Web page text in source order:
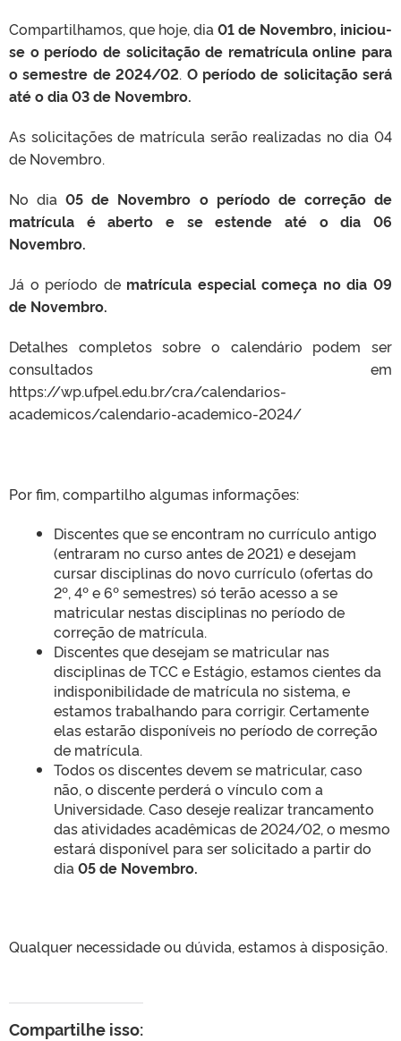
Compartilhamos, que hoje, dia 01 de Novembro, iniciou-
se o período de solicitação de rematrícula online para
o semestre de 2024/02. O período de solicitação será
até o dia 03 de Novembro.
As solicitações de matrícula serão realizadas no dia 04
de Novembro.
No dia05 de Novembro o período de correção de
matrícula é aberto e se estende até o dia 06
Novembro.
Já o período de matrícula especial começa no dia 09
de Novembro.
Detalhes completos sobre o calendário podem ser
consultados em
https://wp.ufpel.edu.br/cra/calendarios-
academicos/calendario-academico-2024/
Por fim, compartilho algumas informações:
Discentes que se encontram no currículo antigo
(entraram no curso antes de 2021) e desejam
cursar disciplinas do novo currículo (ofertas do
2º, 4º e 6º semestres) só terão acesso a se
matricular nestas disciplinas no período de
correção de matrícula.
Discentes que desejam se matricular nas
disciplinas de TCC e Estágio, estamos cientes da
indisponibilidade de matrícula no sistema, e
estamos trabalhando para corrigir. Certamente
elas estarão disponíveis no período de correção
de matrícula.
Todos os discentes devem se matricular, caso
não, o discente perderá o vínculo com a
Universidade. Caso deseje realizar trancamento
das atividades acadêmicas de 2024/02, o mesmo
estará disponível para ser solicitado a partir do
dia 05 de Novembro.
Qualquer necessidade ou dúvida, estamos à disposição.
Compartilhe isso: